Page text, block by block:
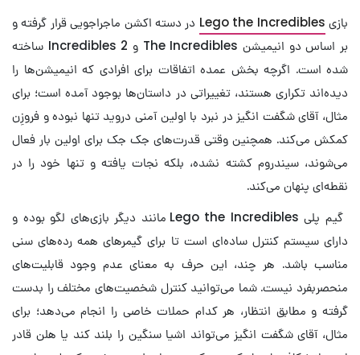
بازی Lego the Incredibles در دسته اکشن ماجراجویی قرار گرفته و
بر اساس دو انیمیشن The Incredibles و Incredibles 2 ساخته
شده است. اگرچه بخش عمده اتفاقات برای افرادی که انیمیشن‌ها را
دیده‌اند تکراری هستند، تغییراتی در داستان‌ها بوجود آمده است؛ برای
مثال، آقای شگفت انگیز در نبرد با اولین آمنی دروید تنها نبوده و فروزِن
کمکش می‌کند. همچنین وقتی قدرت‌های جک جک برای اولین بار فعال
می‌شوند، سیندروم کشته نشده، بلکه نجات یافته و تنها خود را در
نقطه‌ای پنهان می‌کند.
گیم پلی Lego the Incredibles مانند دیگر بازی‌های لگو بوده و
دارای سیستم کنترل ساده‌ای است تا برای گیمرهای همه رده‌های سنی
مناسب باشد. هر چند، این حرف به معنای عدم وجود قابلیت‌های
منحصربفرد نیست. شما می‌توانید کنترل شخصیت‌های مختلف را بدست
گرفته و مطابق انتظار، هر کدام حملات خاصی را انجام می‌دهد؛ برای
مثال، آقای شگفت انگیز می‌تواند اشیا سنگین را بلند کند یا هلن قادر